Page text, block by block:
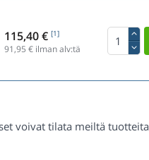
115,40 € [1]
91,95 € ilman alv:tä
voivat tilata meiltä